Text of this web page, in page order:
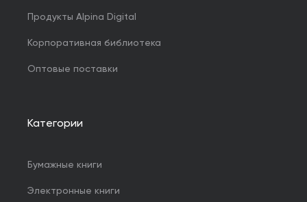
Продукты Alpina Digital
Корпоративная библиотека
Оптовые поставки
Категории
Бумажные книги
Электронные книги